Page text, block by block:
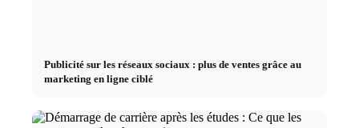
Publicité sur les réseaux sociaux : plus de ventes grâce au
marketing en ligne ciblé